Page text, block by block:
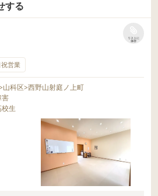
する
リストに
保存
祝営業
山科区>西野山射庭ノ上町
害
生